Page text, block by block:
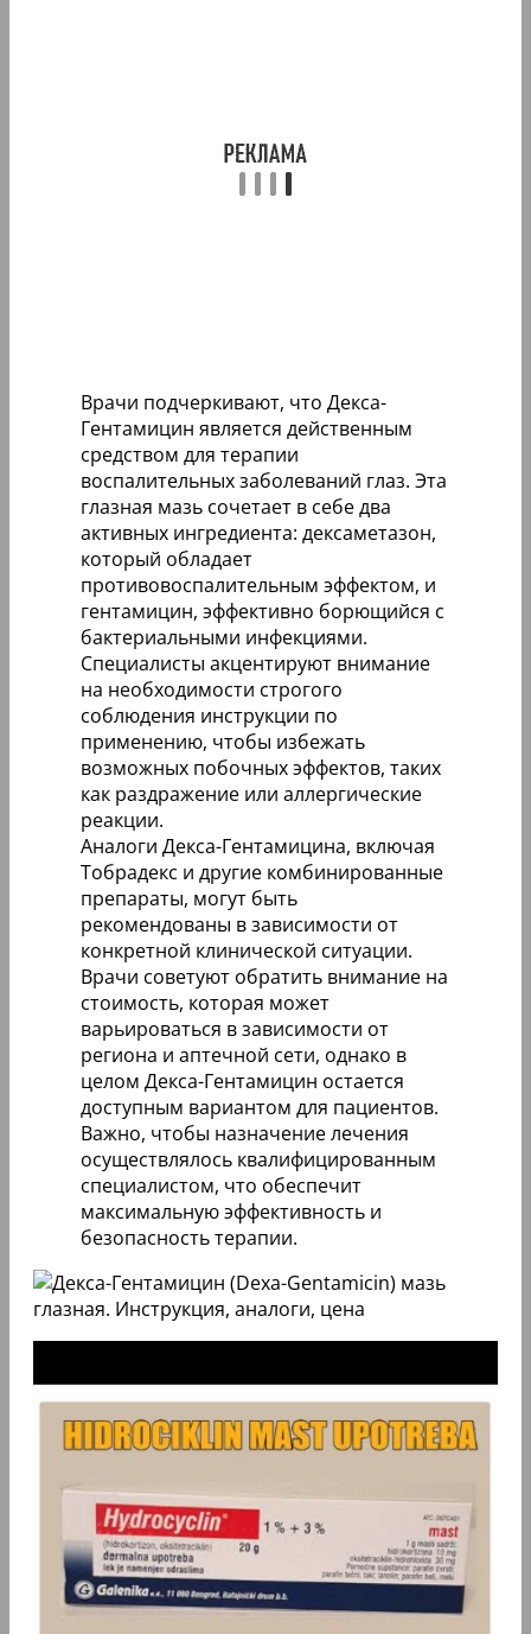
Врачи подчеркивают, что Декса-
Гентамицин является действенным
средством для терапии
воспалительных заболеваний глаз. Эта
глазная мазь сочетает в себе два
активных ингредиента: дексаметазон,
который обладает
противовоспалительным эффектом, и
гентамицин, эффективно борющийся с
бактериальными инфекциями.
Специалисты акцентируют внимание
на необходимости строгого
соблюдения инструкции по
применению, чтобы избежать
возможных побочных эффектов, таких
как раздражение или аллергические
реакции.
Аналоги Декса-Гентамицина, включая
Тобрадекс и другие комбинированные
препараты, могут быть
рекомендованы в зависимости от
конкретной клинической ситуации.
Врачи советуют обратить внимание на
стоимость, которая может
варьироваться в зависимости от
региона и аптечной сети, однако в
целом Декса-Гентамицин остается
доступным вариантом для пациентов.
Важно, чтобы назначение лечения
осуществлялось квалифицированным
специалистом, что обеспечит
максимальную эффективность и
безопасность терапии.